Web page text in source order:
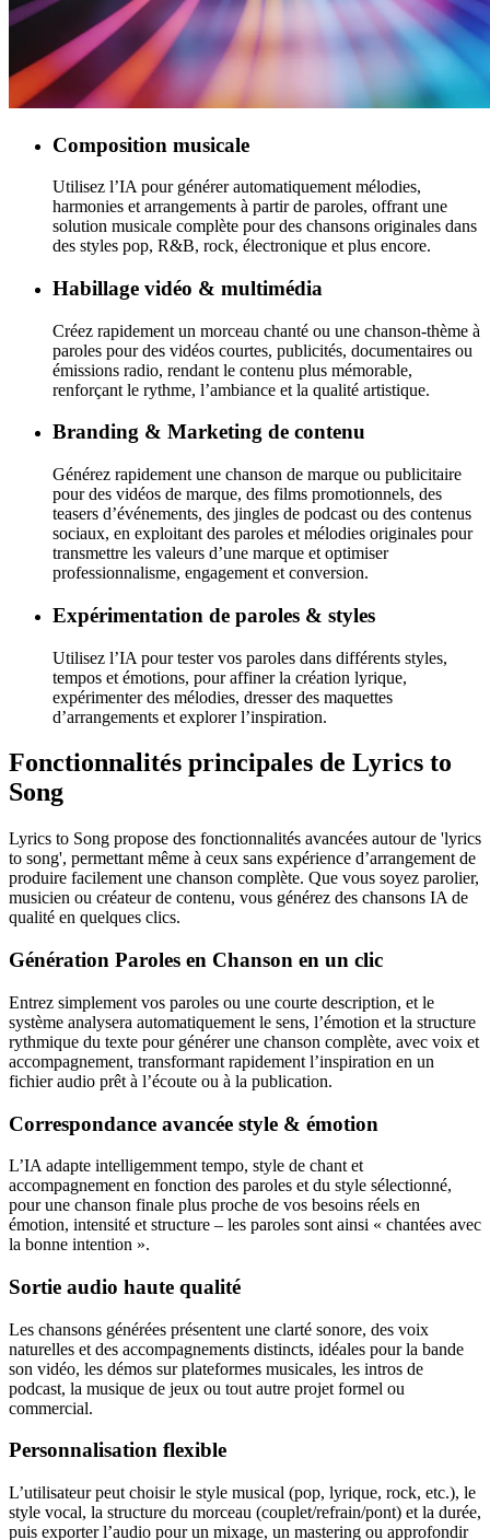
Composition musicale
Utilisez l’IA pour générer automatiquement mélodies,
harmonies et arrangements à partir de paroles, offrant une
solution musicale complète pour des chansons originales dans
des styles pop, R&B, rock, électronique et plus encore.
Habillage vidéo & multimédia
Créez rapidement un morceau chanté ou une chanson-thème à
paroles pour des vidéos courtes, publicités, documentaires ou
émissions radio, rendant le contenu plus mémorable,
renforçant le rythme, l’ambiance et la qualité artistique.
Branding & Marketing de contenu
Générez rapidement une chanson de marque ou publicitaire
pour des vidéos de marque, des films promotionnels, des
teasers d’événements, des jingles de podcast ou des contenus
sociaux, en exploitant des paroles et mélodies originales pour
transmettre les valeurs d’une marque et optimiser
professionnalisme, engagement et conversion.
Expérimentation de paroles & styles
Utilisez l’IA pour tester vos paroles dans différents styles,
tempos et émotions, pour affiner la création lyrique,
expérimenter des mélodies, dresser des maquettes
d’arrangements et explorer l’inspiration.
Fonctionnalités principales de Lyrics to
Song
Lyrics to Song propose des fonctionnalités avancées autour de 'lyrics
to song', permettant même à ceux sans expérience d’arrangement de
produire facilement une chanson complète. Que vous soyez parolier,
musicien ou créateur de contenu, vous générez des chansons IA de
qualité en quelques clics.
Génération Paroles en Chanson en un clic
Entrez simplement vos paroles ou une courte description, et le
système analysera automatiquement le sens, l’émotion et la structure
rythmique du texte pour générer une chanson complète, avec voix et
accompagnement, transformant rapidement l’inspiration en un
fichier audio prêt à l’écoute ou à la publication.
Correspondance avancée style & émotion
L’IA adapte intelligemment tempo, style de chant et
accompagnement en fonction des paroles et du style sélectionné,
pour une chanson finale plus proche de vos besoins réels en
émotion, intensité et structure – les paroles sont ainsi « chantées avec
la bonne intention ».
Sortie audio haute qualité
Les chansons générées présentent une clarté sonore, des voix
naturelles et des accompagnements distincts, idéales pour la bande
son vidéo, les démos sur plateformes musicales, les intros de
podcast, la musique de jeux ou tout autre projet formel ou
commercial.
Personnalisation flexible
L’utilisateur peut choisir le style musical (pop, lyrique, rock, etc.), le
style vocal, la structure du morceau (couplet/refrain/pont) et la durée,
puis exporter l’audio pour un mixage, un mastering ou approfondir